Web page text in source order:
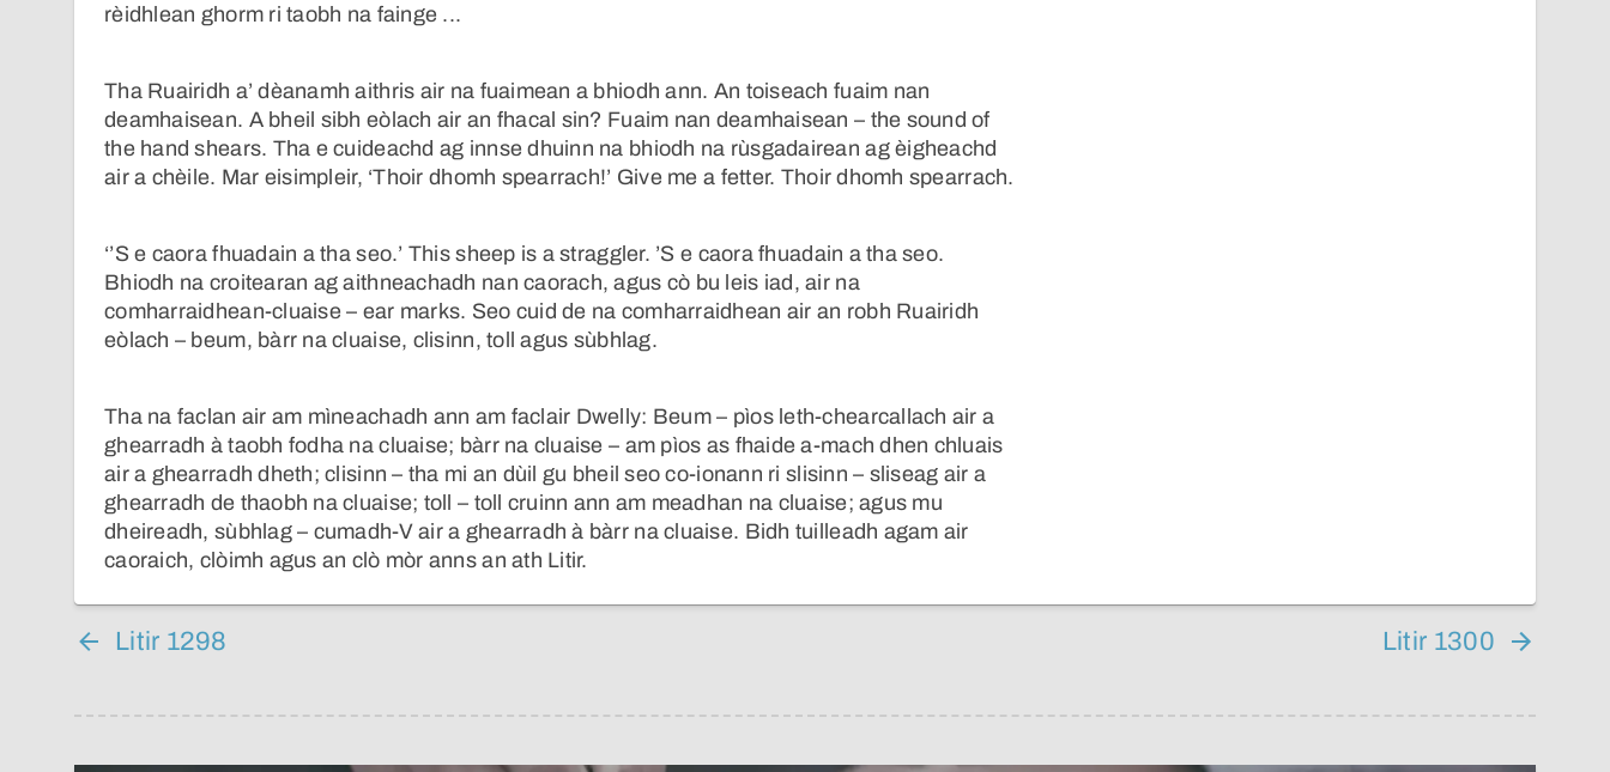
rèidhlean ghorm ri taobh na fainge ...
Tha Ruairidh a’ dèanamh aithris air na fuaimean a bhiodh ann. An toiseach fuaim nan
deamhaisean. A bheil sibh eòlach air an fhacal sin? Fuaim nan deamhaisean – the sound of
the hand shears. Tha e cuideachd ag innse dhuinn na bhiodh na rùsgadairean ag èigheachd
air a chèile. Mar eisimpleir, ‘Thoir dhomh spearrach!’ Give me a fetter. Thoir dhomh spearrach.
‘’S e caora fhuadain a tha seo.’ This sheep is a straggler. ’S e caora fhuadain a tha seo.
Bhiodh na croitearan ag aithneachadh nan caorach, agus cò bu leis iad, air na
comharraidhean-cluaise – ear marks. Seo cuid de na comharraidhean air an robh Ruairidh
eòlach – beum, bàrr na cluaise, clisinn, toll agus sùbhlag.
Tha na faclan air am mìneachadh ann am faclair Dwelly: Beum – pìos leth-chearcallach air a
ghearradh à taobh fodha na cluaise; bàrr na cluaise – am pìos as fhaide a-mach dhen chluais
air a ghearradh dheth; clisinn – tha mi an dùil gu bheil seo co-ionann ri slisinn – sliseag air a
ghearradh de thaobh na cluaise; toll – toll cruinn ann am meadhan na cluaise; agus mu
dheireadh, sùbhlag – cumadh-V air a ghearradh à bàrr na cluaise. Bidh tuilleadh agam air
caoraich, clòimh agus an clò mòr anns an ath Litir.
Litir 1298 Litir 1300